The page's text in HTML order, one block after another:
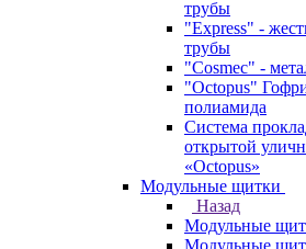
трубы
"Express" -
трубы
"Cosmec" -
"Octopus"
полиамида
Система
открытой
«Octopus»
Модульные щитки
Назад
Модульные
Модульные